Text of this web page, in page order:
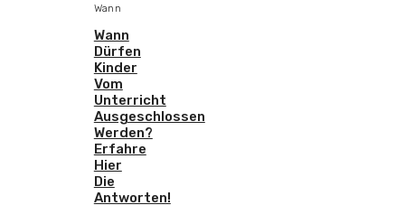
Wann
Wann
Dürfen
Kinder
Vom
Unterricht
Ausgeschlossen
Werden?
Erfahre
Hier
Die
Antworten!